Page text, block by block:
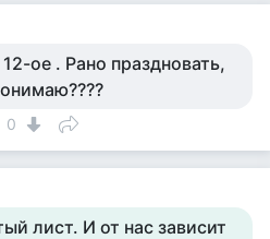
ое . Рано праздновать,
0
лист. И от нас зависит